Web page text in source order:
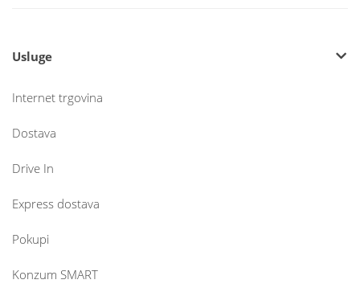
Usluge
Internet trgovina
Dostava
Drive In
Express dostava
Pokupi
Konzum SMART